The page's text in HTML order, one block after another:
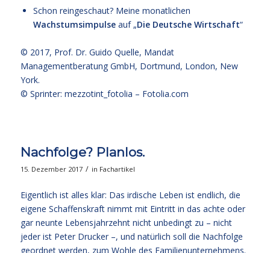
Schon reingeschaut? Meine monatlichen
Wachstumsimpulseauf „Die Deutsche Wirtschaft“
© 2017, Prof. Dr. Guido Quelle, Mandat
Managementberatung GmbH, Dortmund, London, New
York.
© Sprinter: mezzotint_fotolia – Fotolia.com
Nachfolge? Planlos.
15. Dezember 2017 / in Fachartikel
Eigentlich ist alles klar: Das irdische Leben ist endlich, die
eigene Schaffenskraft nimmt mit Eintritt in das achte oder
gar neunte Lebensjahrzehnt nicht unbedingt zu – nicht
jeder ist Peter Drucker –, und natürlich soll die Nachfolge
geordnet werden, zum Wohle des Familienunternehmens.